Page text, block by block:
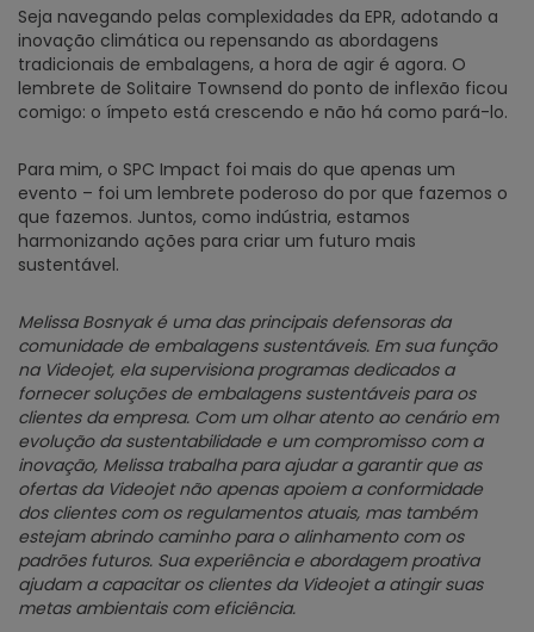
Seja navegando pelas complexidades da EPR, adotando a
inovação climática ou repensando as abordagens
tradicionais de embalagens, a hora de agir é agora. O
lembrete de Solitaire Townsend do ponto de inflexão ficou
comigo: o ímpeto está crescendo e não há como pará-lo.
Para mim, o SPC Impact foi mais do que apenas um
evento – foi um lembrete poderoso do por que fazemos o
que fazemos. Juntos, como indústria, estamos
harmonizando ações para criar um futuro mais
sustentável.
Melissa Bosnyak é uma das principais defensoras da
comunidade de embalagens sustentáveis. Em sua função
na Videojet, ela supervisiona programas dedicados a
fornecer soluções de embalagens sustentáveis para os
clientes da empresa. Com um olhar atento ao cenário em
evolução da sustentabilidade e um compromisso com a
inovação, Melissa trabalha para ajudar a garantir que as
ofertas da Videojet não apenas apoiem a conformidade
dos clientes com os regulamentos atuais, mas também
estejam abrindo caminho para o alinhamento com os
padrões futuros. Sua experiência e abordagem proativa
ajudam a capacitar os clientes da Videojet a atingir suas
metas ambientais com eficiência.